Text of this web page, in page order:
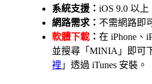
系統支援： iOS 9.0 以上
網路需求： 不需網路即
軟體下載 ： 在 iPhone、
並搜尋「MINIA」即可
裡 」透過 iTunes 安裝。